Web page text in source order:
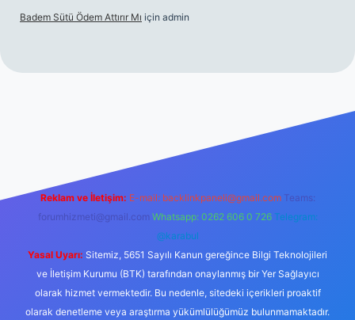
Badem Sütü Ödem Attırır Mı için admin
Reklam ve İletişim: E-mail: backlinkpaneli@gmail.com Teams:
forumhizmeti@gmail.com Whatsapp: 0262 606 0 726 Telegram:
@karabul
Yasal Uyarı: Sitemiz, 5651 Sayılı Kanun gereğince Bilgi Teknolojileri
ve İletişim Kurumu (BTK) tarafından onaylanmış bir Yer Sağlayıcı
olarak hizmet vermektedir. Bu nedenle, sitedeki içerikleri proaktif
olarak denetleme veya araştırma yükümlülüğümüz bulunmamaktadır.